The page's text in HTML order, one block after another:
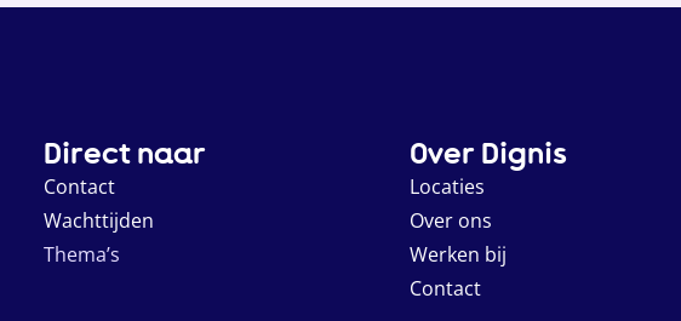
Direct naar
Contact
Wachttijden
Thema’s
Over Dignis
Locaties
Over ons
Werken bij
Contact